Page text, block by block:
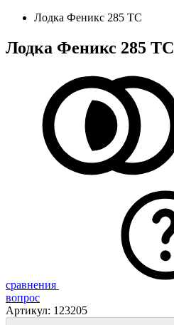
Лодка Феникс 285 ТС
Лодка Феникс 285 ТС
сравнения
вопрос
Артикул: 123205